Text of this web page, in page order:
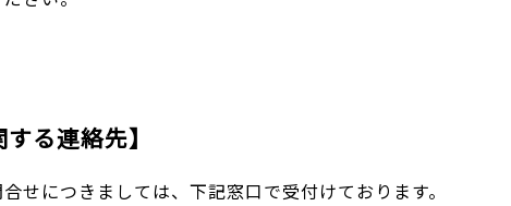
る連絡先】
せにつきましては、下記窓口で受付けております。